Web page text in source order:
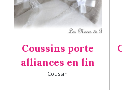
Coussins porte
alliances en lin
Champêtre
Coussin